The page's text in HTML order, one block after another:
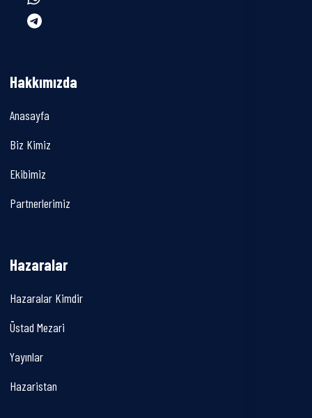
Hakkımızda
Anasayfa
Biz Kimiz
Ekibimiz
Partnerlerimiz
Hazaralar
Hazaralar Kimdir
Üstad Mezari
Yayınlar
Hazaristan